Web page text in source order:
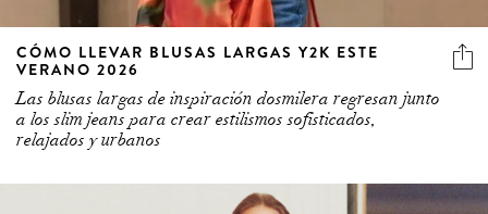
CÓMO LLEVAR BLUSAS LARGAS Y2K ESTE
VERANO 2026
Las blusas largas de inspiración dosmilera regresan junto
a los slim jeans para crear estilismos sofisticados,
relajados y urbanos